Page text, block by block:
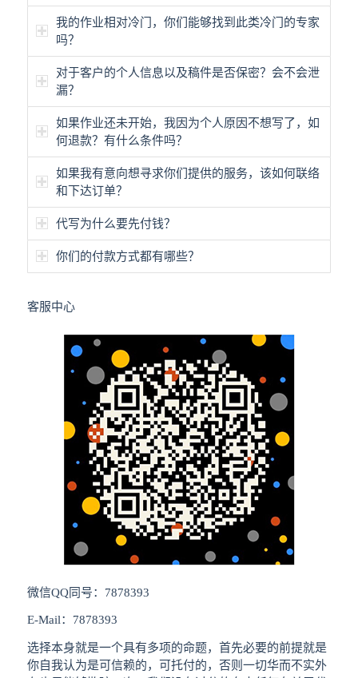
我的作业相对冷门，你们能够找到此类冷门的专家
吗？
对于客户的个人信息以及稿件是否保密？会不会泄
漏？
如果作业还未开始，我因为个人原因不想写了，如
何退款？有什么条件吗？
如果我有意向想寻求你们提供的服务，该如何联络
和下达订单？
代写为什么要先付钱？
你们的付款方式都有哪些？
客服中心
微信QQ同号：7878393
E-Mail：7878393
选择本身就是一个具有多项的命题，首先必要的前提就是
你自我认为是可信赖的，可托付的，否则一切华而不实外